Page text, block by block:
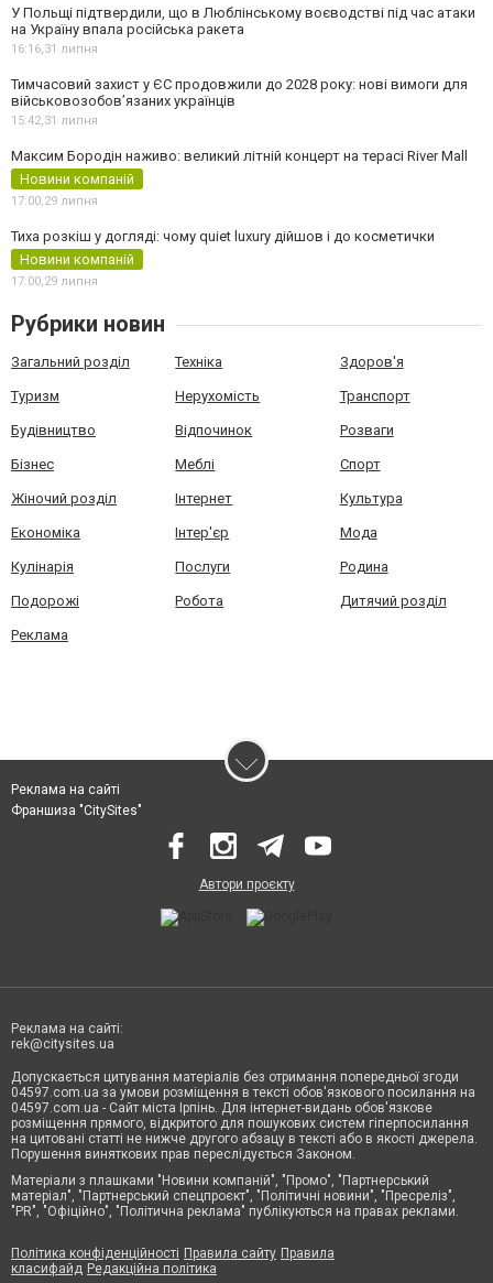
У Польщі підтвердили, що в Люблінському воєводстві під час атаки
на Україну впала російська ракета
16:16,31 липня
Тимчасовий захист у ЄС продовжили до 2028 року: нові вимоги для
військовозобов’язаних українців
15:42,31 липня
Максим Бородін наживо: великий літній концерт на терасі River Mall
Новини компаній
17:00,29 липня
Тиха розкіш у догляді: чому quiet luxury дійшов і до косметички
Новини компаній
17:00,29 липня
Рубрики новин
Загальний розділ Техніка Здоров'я
Туризм Нерухомість Транспорт
Будівництво Відпочинок Розваги
Бізнес Меблі Спорт
Жіночий розділ Інтернет Культура
Економіка Інтер'єр Мода
Кулінарія Послуги Родина
Подорожі Робота Дитячий розділ
Реклама
Реклама на сайті
Франшиза "CitySites"
Автори проєкту
Реклама на сайті:
rek@citysites.ua
Допускається цитування матеріалів без отримання попередньої згоди
04597.com.ua за умови розміщення в тексті обов'язкового посилання на
04597.com.ua - Сайт міста Ірпінь. Для інтернет-видань обов'язкове
розміщення прямого, відкритого для пошукових систем гіперпосилання
на цитовані статті не нижче другого абзацу в тексті або в якості джерела.
Порушення виняткових прав переслідується Законом.
Матеріали з плашками "Новини компаній", "Промо", "Партнерський
матеріал", "Партнерський спецпроєкт", "Політичні новини", "Пресреліз",
"PR", "Офіційно", "Політична реклама" публікуються на правах реклами.
Політика конфіденційності Правила сайту Правила
класифайд Редакційна політика